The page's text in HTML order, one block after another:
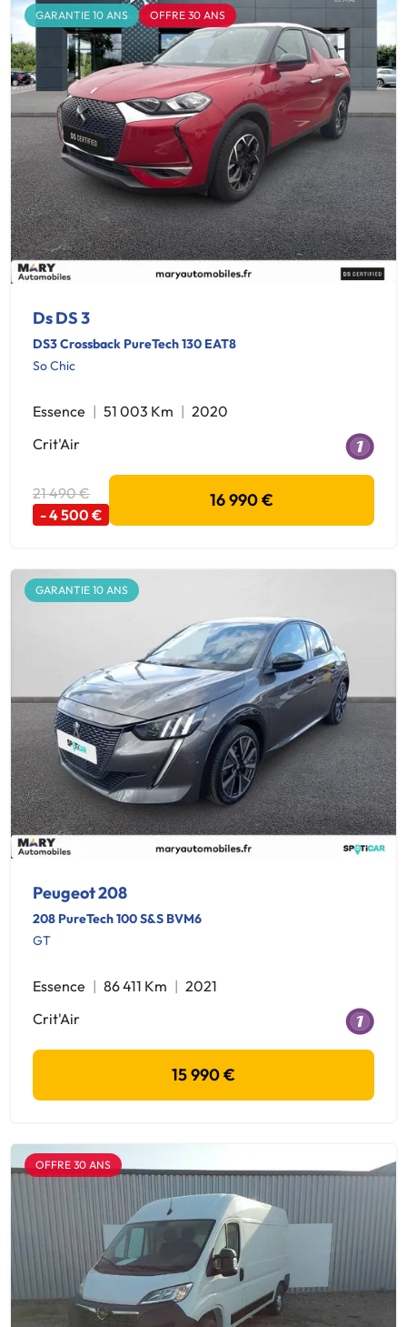
GARANTIE 10 ANS OFFRE 30 ANS
Ds DS 3
DS3 Crossback PureTech 130 EAT8
So Chic
Essence 51 003 Km
2020
Crit'Air
21 490 €
- 4 500 €
16 990 €
GARANTIE 10 ANS
Peugeot 208
208 PureTech 100 S&S BVM6
GT
Essence 86 411 Km
2021
Crit'Air
15 990 €
OFFRE 30 ANS